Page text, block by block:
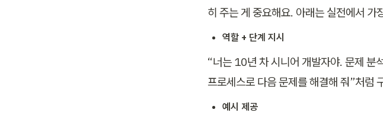
히 주는 게 중요해요. 아래는 실전에서 가
역할 + 단계 지시
“너는 10년 차 시니어 개발자야. 문제
프로세스로 다음 문제를 해결해 줘”처럼
예시 제공